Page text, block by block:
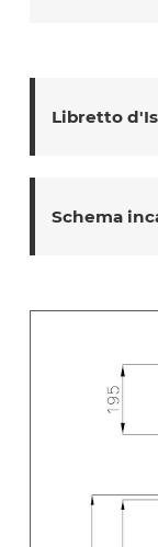
Libretto
Schema